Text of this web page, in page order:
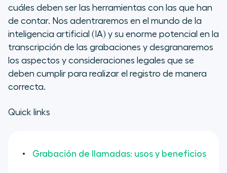
cuáles deben ser las herramientas con las que han
de contar. Nos adentraremos en el mundo de la
inteligencia artificial (IA) y su enorme potencial en la
transcripción de las grabaciones y desgranaremos
los aspectos y consideraciones legales que se
deben cumplir para realizar el registro de manera
correcta.
Quick links
Grabación de llamadas: usos y beneficios